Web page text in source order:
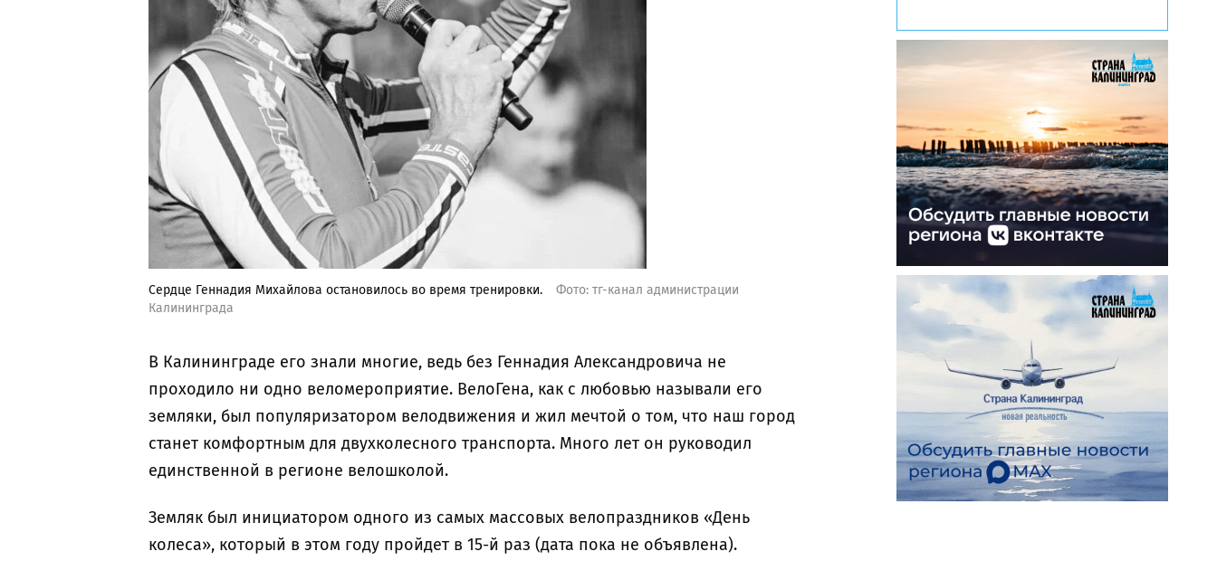
Сердце Геннадия Михайлова остановилось во время тренировки.
Фото: тг-канал администрации
Калининграда
В Калининграде его знали многие, ведь без Геннадия Александровича не
проходило ни одно веломероприятие. ВелоГена, как с любовью называли его
земляки, был популяризатором велодвижения и жил мечтой о том, что наш город
станет комфортным для двухколесного транспорта. Много лет он руководил
единственной в регионе велошколой.
Земляк был инициатором одного из самых массовых велопраздников «День
колеса», который в этом году пройдет в 15-й раз (дата пока не объявлена).